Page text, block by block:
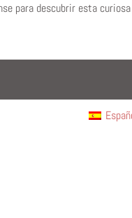
para descubrir esta curiosa